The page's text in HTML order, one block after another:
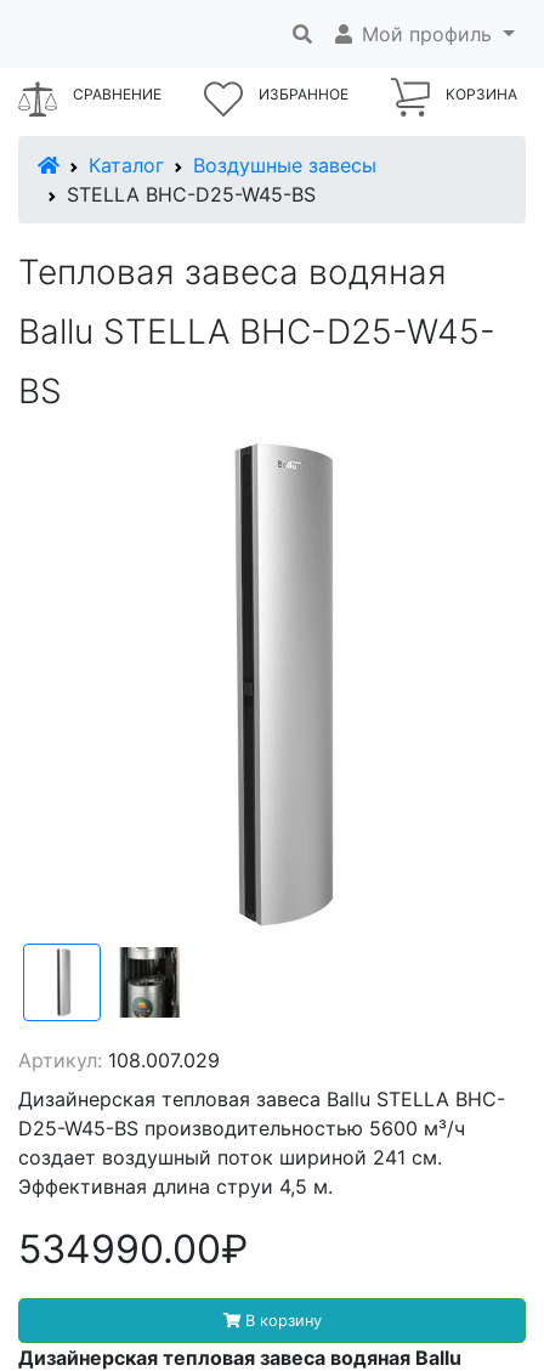
Мой профиль
СРАВНЕНИЕ ИЗБРАННОЕ КОРЗИНА
В начало
Каталог
Воздушные завесы
STELLA BHC-D25-W45-BS
Тепловая завеса водяная
Ballu STELLA BHC-D25-W45-
BS
Артикул: 108.007.029
Дизайнерская тепловая завеса Ballu STELLA BHC-
D25-W45-BS производительностью 5600 м³/ч
создает воздушный поток шириной 241 см.
Эффективная длина струи 4,5 м.
534990.00₽
В корзину
Дизайнерская тепловая завеса водяная Ballu